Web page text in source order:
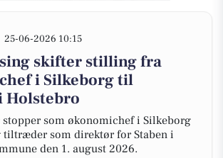
25-06-2026 10:15
skifter stilling fra
i Silkeborg til
som økonomichef i Silkeborg
tiltræder som direktør for Staben i
den 1. august 2026.